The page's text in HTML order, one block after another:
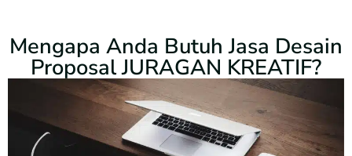
Mengapa Anda Butuh Jasa Desain
Proposal JURAGAN KREATIF?